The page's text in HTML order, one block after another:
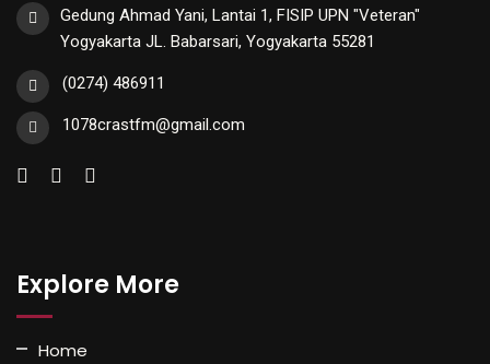
Gedung Ahmad Yani, Lantai 1, FISIP UPN "Veteran"
Yogyakarta JL. Babarsari, Yogyakarta 55281
(0274) 486911
1078crastfm@gmail.com
Explore More
Home